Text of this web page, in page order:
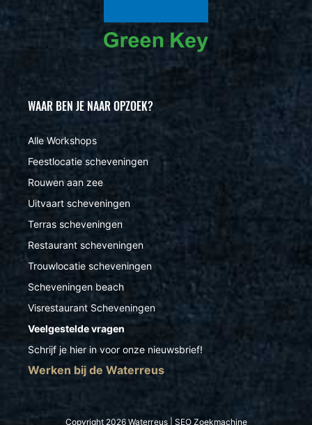
WAAR BEN JE NAAR OPZOEK?
Alle Workshops
Feestlocatie scheveningen
Rouwen aan zee
Uitvaart scheveningen
Terras scheveningen
Restaurant scheveningen
Trouwlocatie scheveningen
Scheveningen beach
Visrestaurant Scheveningen
Veelgestelde vragen
Schrijf je hier in voor onze nieuwsbrief!
Werken bij de Waterreus
Copyright 2026 Waterreus | SEO Zoekmachine